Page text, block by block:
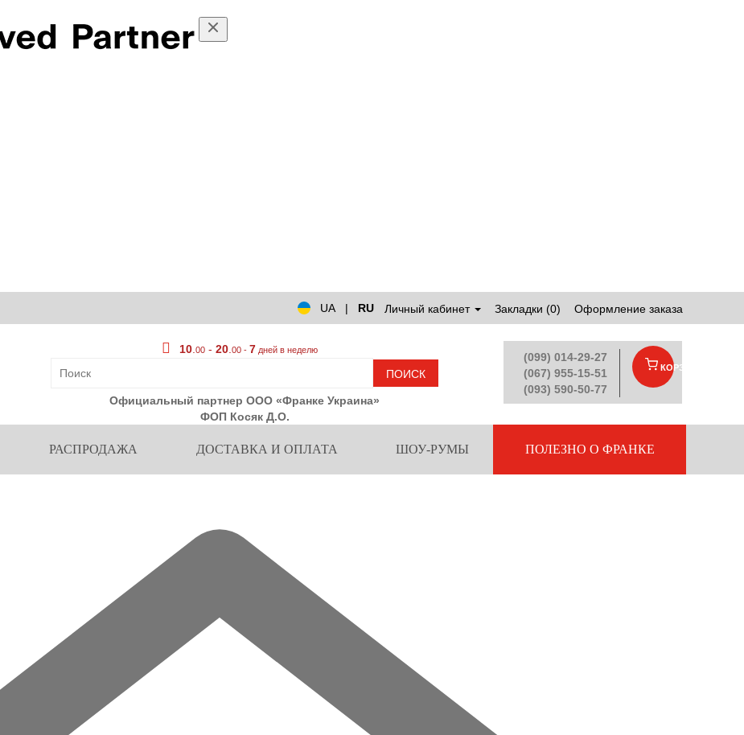
UA
| RU Личный кабинет Закладки (0) Оформление заказа
10 .00 -20 .00 -7 дней в неделю
ПОИСК
Официальный партнер ООО «Франке Украина»
ФОП Косяк Д.О.
(099) 014-29-27
(067) 955-15-51
(093) 590-50-77
КОРЗИНА
РАСПРОДАЖА ДОСТАВКА И ОПЛАТА ШОУ-РУМЫ ПОЛЕЗНО О ФРАНКЕ